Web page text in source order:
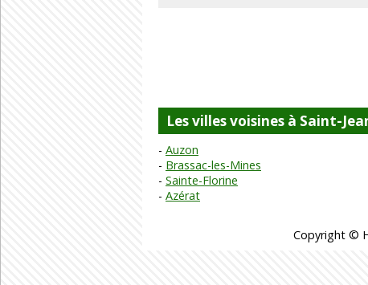
Les villes voisines à Saint-
Auzon
Brassac-les-Mines
Sainte-Florine
Azérat
Copyright ©